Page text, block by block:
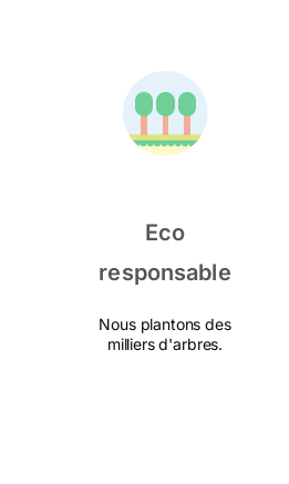
Eco
responsable
Nous plantons des
milliers d'arbres.